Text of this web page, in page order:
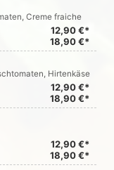
Creme fraiche
12,90 €*
18,90 €*
Hirtenkäse
12,90 €*
18,90 €*
12,90 €*
18,90 €*